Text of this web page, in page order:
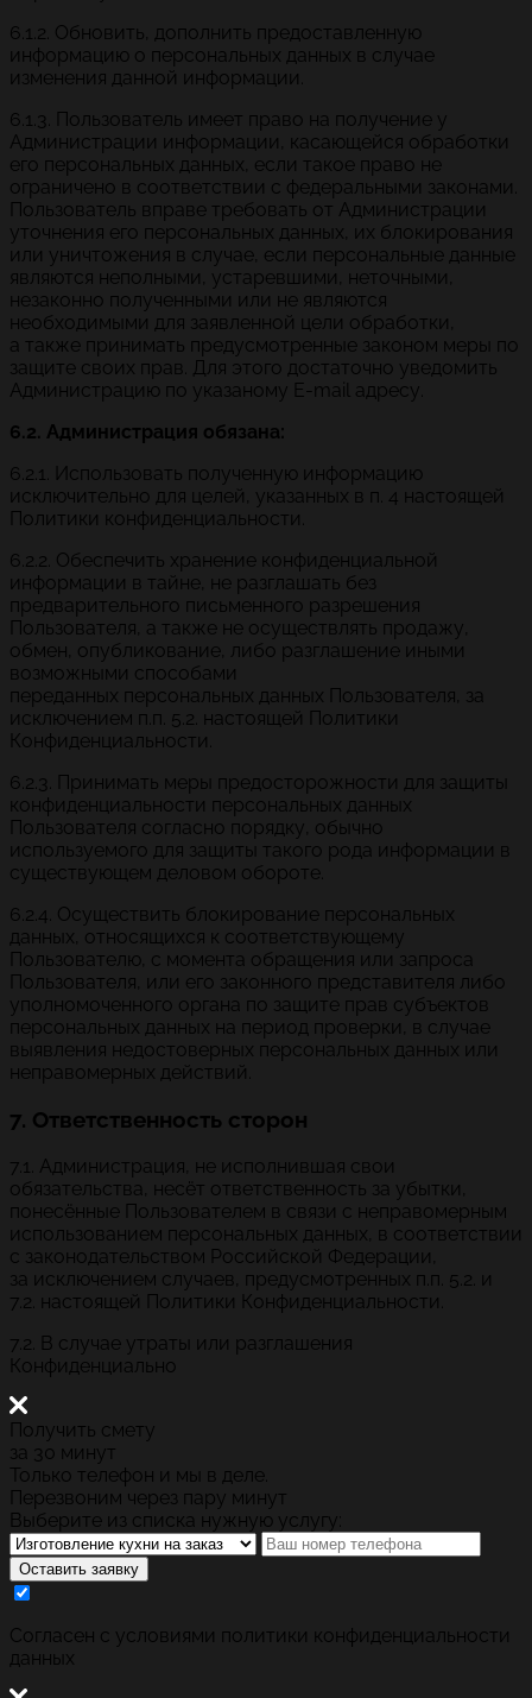
6.1.2. Обновить, дополнить предоставленную
информацию о персональных данных в случае
изменения данной информации.
6.1.3. Пользователь имеет право на получение у
Администрации информации, касающейся обработки
его персональных данных, если такое право не
ограничено в соответствии с федеральными законами.
Пользователь вправе требовать от Администрации
уточнения его персональных данных, их блокирования
или уничтожения в случае, если персональные данные
являются неполными, устаревшими, неточными,
незаконно полученными или не являются
необходимыми для заявленной цели обработки,
а также принимать предусмотренные законом меры по
защите своих прав. Для этого достаточно уведомить
Администрацию по указаному E-mail адресу.
6.2. Администрация обязана:
6.2.1. Использовать полученную информацию
исключительно для целей, указанных в п. 4 настоящей
Политики конфиденциальности.
6.2.2. Обеспечить хранение конфиденциальной
информации в тайне, не разглашать без
предварительного письменного разрешения
Пользователя, а также не осуществлять продажу,
обмен, опубликование, либо разглашение иными
возможными способами
переданных персональных данных Пользователя, за
исключением п.п. 5.2. настоящей Политики
Конфиденциальности.
6.2.3. Принимать меры предосторожности для защиты
конфиденциальности персональных данных
Пользователя согласно порядку, обычно
используемого для защиты такого рода информации в
существующем деловом обороте.
6.2.4. Осуществить блокирование персональных
данных, относящихся к соответствующему
Пользователю, с момента обращения или запроса
Пользователя, или его законного представителя либо
уполномоченного органа по защите прав субъектов
персональных данных на период проверки, в случае
выявления недостоверных персональных данных или
неправомерных действий.
7. Ответственность сторон
7.1. Администрация, не исполнившая свои
обязательства, несёт ответственность за убытки,
понесённые Пользователем в связи с неправомерным
использованием персональных данных, в соответствии
с законодательством Российской Федерации,
за исключением случаев, предусмотренных п.п. 5.2. и
7.2. настоящей Политики Конфиденциальности.
7.2. В случае утраты или разглашения
Конфиденциально
Получить смету
за 30 минут
Только телефон и мы в деле.
Перезвоним через пару минут
Выберите из списка нужную услугу:
Оставить заявку
Cогласен с условиями политики конфиденциальности
данных